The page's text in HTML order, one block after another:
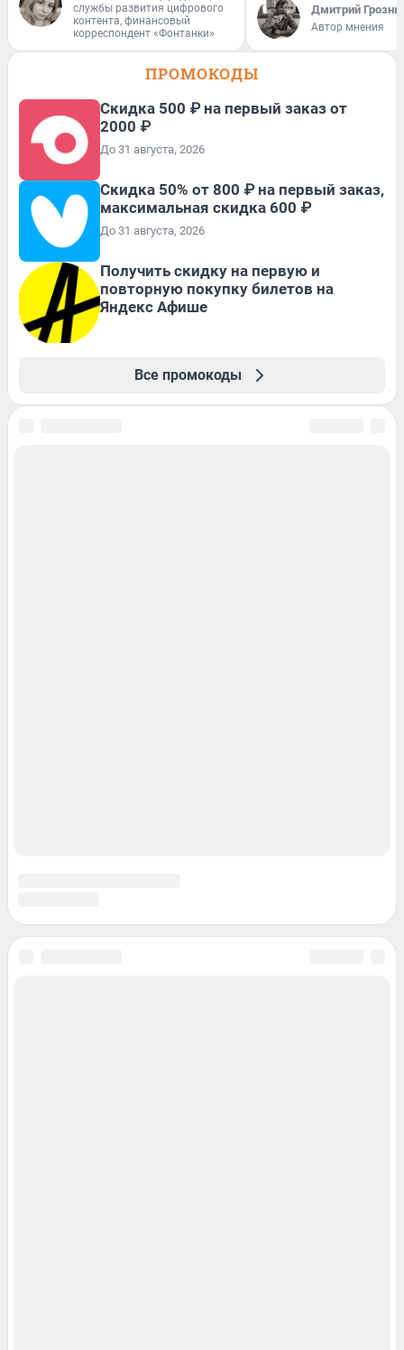
службы развития цифрового
контента, финансовый
корреспондент «Фонтанки»
Дмитрий
Автор мнения
ПРОМОКОДЫ
Скидка 500 ₽ на первый заказ от
2000 ₽
До 31 августа, 2026
Скидка 50% от 800 ₽ на первый заказ,
максимальная скидка 600 ₽
До 31 августа, 2026
Получить скидку на первую и
повторную покупку билетов на
Яндекс Афише
Все промокоды